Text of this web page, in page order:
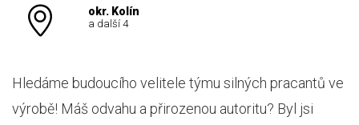
okr. Kolín
a další 4
Hledáme budoucího velitele týmu silných pracantů ve
výrobě! Máš odvahu a přirozenou autoritu? Byl jsi